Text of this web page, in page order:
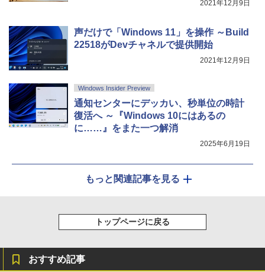
2021年12月9日
声だけで「Windows 11」を操作 ～Build
22518がDevチャネルで提供開始
2021年12月9日
Windows Insider Preview
通知センターにデッカい、秒単位の時計
復活へ ～『Windows 10にはあるの
に……』をまた一つ解消
2025年6月19日
もっと関連記事を見る
トップページに戻る
おすすめ記事